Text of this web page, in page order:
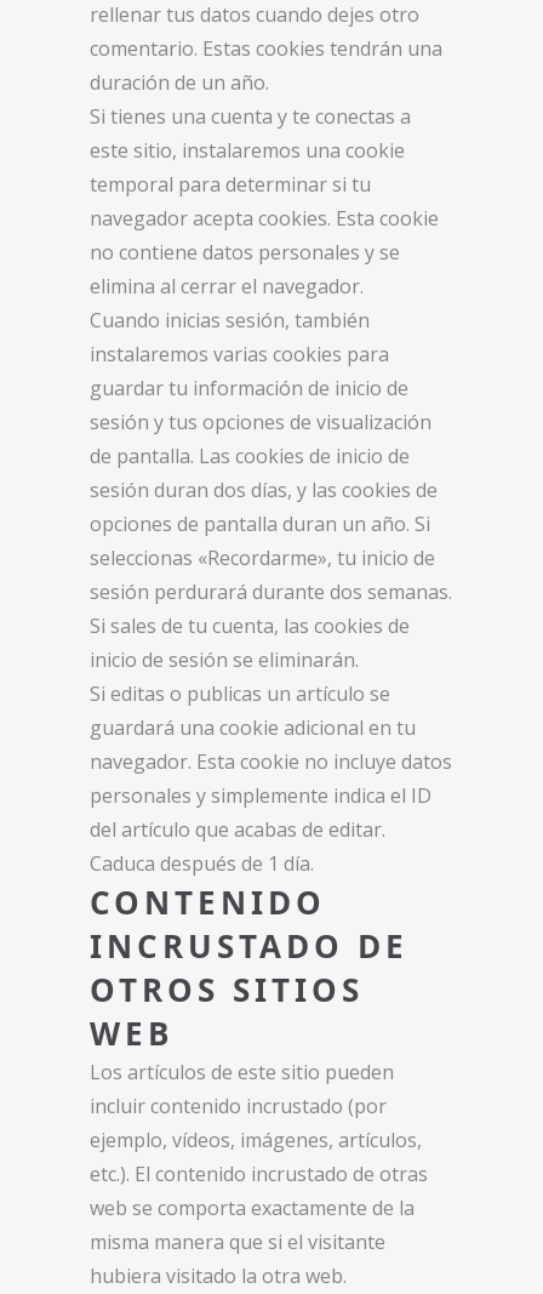
rellenar tus datos cuando dejes otro
comentario. Estas cookies tendrán una
duración de un año.
Si tienes una cuenta y te conectas a
este sitio, instalaremos una cookie
temporal para determinar si tu
navegador acepta cookies. Esta cookie
no contiene datos personales y se
elimina al cerrar el navegador.
Cuando inicias sesión, también
instalaremos varias cookies para
guardar tu información de inicio de
sesión y tus opciones de visualización
de pantalla. Las cookies de inicio de
sesión duran dos días, y las cookies de
opciones de pantalla duran un año. Si
seleccionas «Recordarme», tu inicio de
sesión perdurará durante dos semanas.
Si sales de tu cuenta, las cookies de
inicio de sesión se eliminarán.
Si editas o publicas un artículo se
guardará una cookie adicional en tu
navegador. Esta cookie no incluye datos
personales y simplemente indica el ID
del artículo que acabas de editar.
Caduca después de 1 día.
CONTENIDO
INCRUSTADO DE
OTROS SITIOS
WEB
Los artículos de este sitio pueden
incluir contenido incrustado (por
ejemplo, vídeos, imágenes, artículos,
etc.). El contenido incrustado de otras
web se comporta exactamente de la
misma manera que si el visitante
hubiera visitado la otra web.